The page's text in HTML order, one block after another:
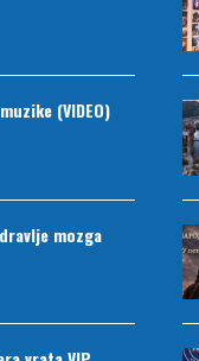
(VIDEO)
mozga